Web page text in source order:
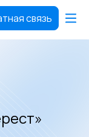
связь